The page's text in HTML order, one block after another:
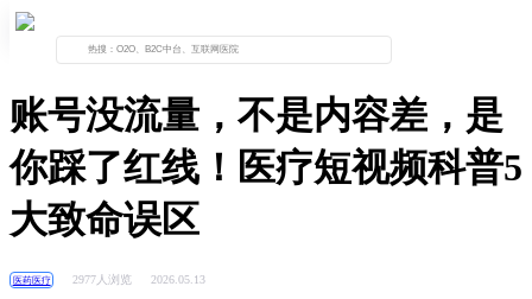
资讯列表 正文
账号没流量，不是内容差，是
你踩了红线！医疗短视频科普5
大致命误区
医药医疗 2977人浏览 2026.05.13